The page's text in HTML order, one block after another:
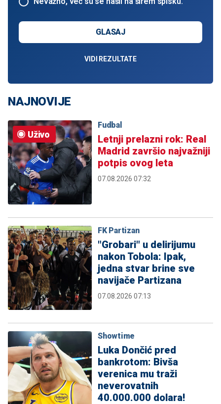
GLASAJ
VIDI REZULTATE
NAJNOVIJE
Uživo
Fudbal
Letnji prelazni rok: Real
Madrid završio najvažniji
potpis ovog leta
07.08.2026 07:32
FK Partizan
"Grobari" u delirijumu
nakon Tobola: Ipak,
jedna stvar brine sve
navijače Partizana
07.08.2026 07:13
Showtime
Luka Dončić pred
bankrotom: Bivša
verenica mu traži
neverovatnih
40.000.000 dolara!